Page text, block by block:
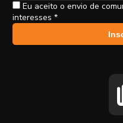
Eu aceito o envio de
interesses *